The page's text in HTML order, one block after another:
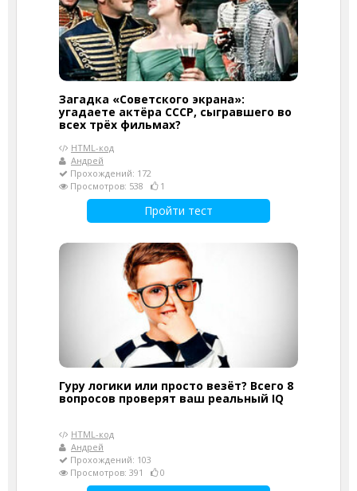
Загадка «Советского экрана»:
угадаете актёра СССР, сыгравшего во
всех трёх фильмах?
HTML-код
Андрей
Прохождений: 172
Просмотров: 538
1
Пройти тест
Гуру логики или просто везёт? Всего 8
вопросов проверят ваш реальный IQ
HTML-код
Андрей
Прохождений: 103
Просмотров: 391
0